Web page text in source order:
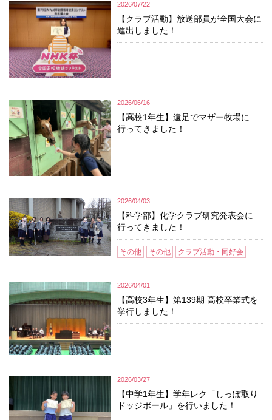
2026/07/22
【クラブ活動】放送部員が全国大会に
進出しました！
2026/06/16
【高校1年生】遠足でマザー牧場に
行ってきました！
2026/04/03
【科学部】化学クラブ研究発表会に
行ってきました！
その他 その他 クラブ活動・同好会
2026/04/01
【高校3年生】第139期 高校卒業式を
挙行しました！
2026/03/27
【中学1年生】学年レク「しっぽ取り
ドッジボール」を行いました！